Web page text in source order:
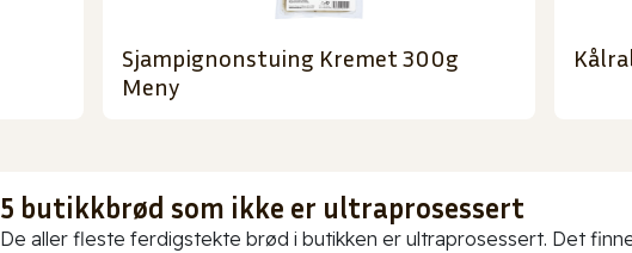
Sjampignonstuing Kremet 300g
Meny
5 butikkbrød som ikke er ultraprosessert
De aller fleste ferdigstekte brød i butikken er ultraprosessert. Det